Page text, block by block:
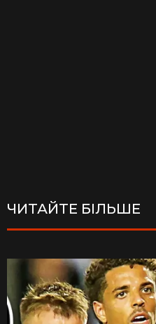
ЧИТАЙТЕ БІЛЬШЕ